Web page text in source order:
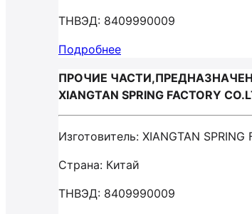
ТНВЭД: 8409990009
Подробнее
ПРОЧИЕ
XIANGTAN SPRING FACTORY
Изготовитель: XIANGTAN SPRING
Страна: Китай
ТНВЭД: 8409990009